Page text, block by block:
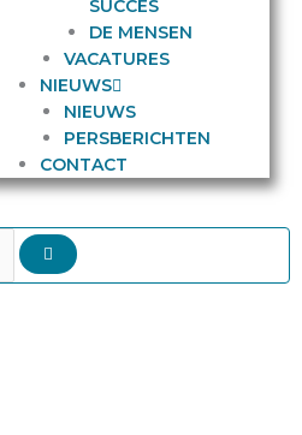
SUCCES
DE MENSEN
VACATURES
NIEUWS
NIEUWS
PERSBERICHTEN
CONTACT